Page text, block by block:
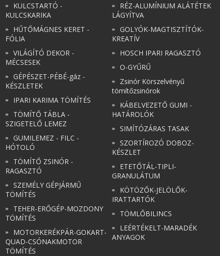
KULCSTARTÓ -
KULCSKARIKA
HŰTŐMÁGNES KERET -
FÓLIA
VILÁGÍTÓ DEKOR -
MÉCSESEK
GÉPÉSZET-PÉBÉ-gáz -
KÉSZLETEK
IPARI KARIMA TÖMÍTÉS
TÖMÍTŐ TÁBLA -
SZIGETELŐ LEMEZ
GUMILEMEZ - FILC -
HÓTOLÓ
TÖMÍTŐ ZSINÓR -
RAGASZTÓ
SZEMÉLY GÉPJÁRMŰ
TÖMÍTÉS
TEHER-ERŐGÉP-MOZDONY
TÖMÍTÉS
MOTORKERÉKPÁR-GOKART-
QUAD-CSÓNAKMOTOR
TÖMÍTÉS
RÉZ-ALUMÍNIUM ALÁTÉTEK
LÁGYÍTVA
GOLYÓK-MAGTISZTÍTÓK-
KREATÍV
HOSCH IPARI RAGASZTÓ
O-GYŰRŰ
Zsinór Körszelvényű
tömítőzsinórok
KÁBELVEZETŐ GUMI -
HATÁROLÓK
SIMÍTÓZÁRAS TASAK
SZORTÍROZÓ DOBOZ-
KÉSZLET
ETETŐTÁL-TIPLI-
GRANULÁTUM
KÖTÖZŐK-JELÖLŐK-
IRATTARTÓK
TÖMLŐBILINCS
LEÉRTÉKELT-MARADÉK
ANYAGOK